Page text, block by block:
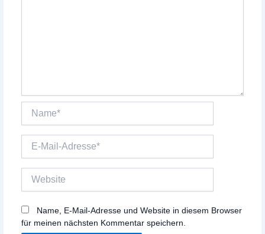
Name*
Mail-
Name, E-Mail-Adresse und Website in diesem Browser
für meinen nächsten Kommentar speichern.